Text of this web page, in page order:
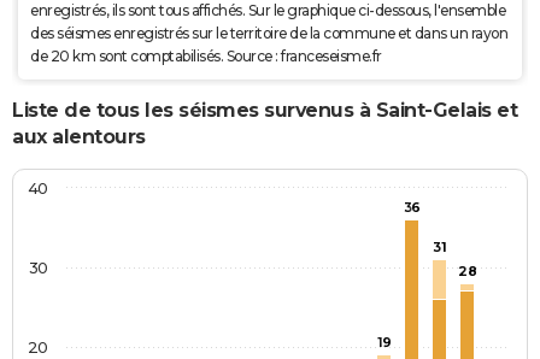
enregistrés, ils sont tous affichés. Sur le graphique ci-dessous, l'ensemble
des séismes enregistrés sur le territoire de la commune et dans un rayon
de 20 km sont comptabilisés. Source : franceseisme.fr
Liste de tous les séismes survenus à Saint-Gelais et
aux alentours
19
36
31
28
20
30
40